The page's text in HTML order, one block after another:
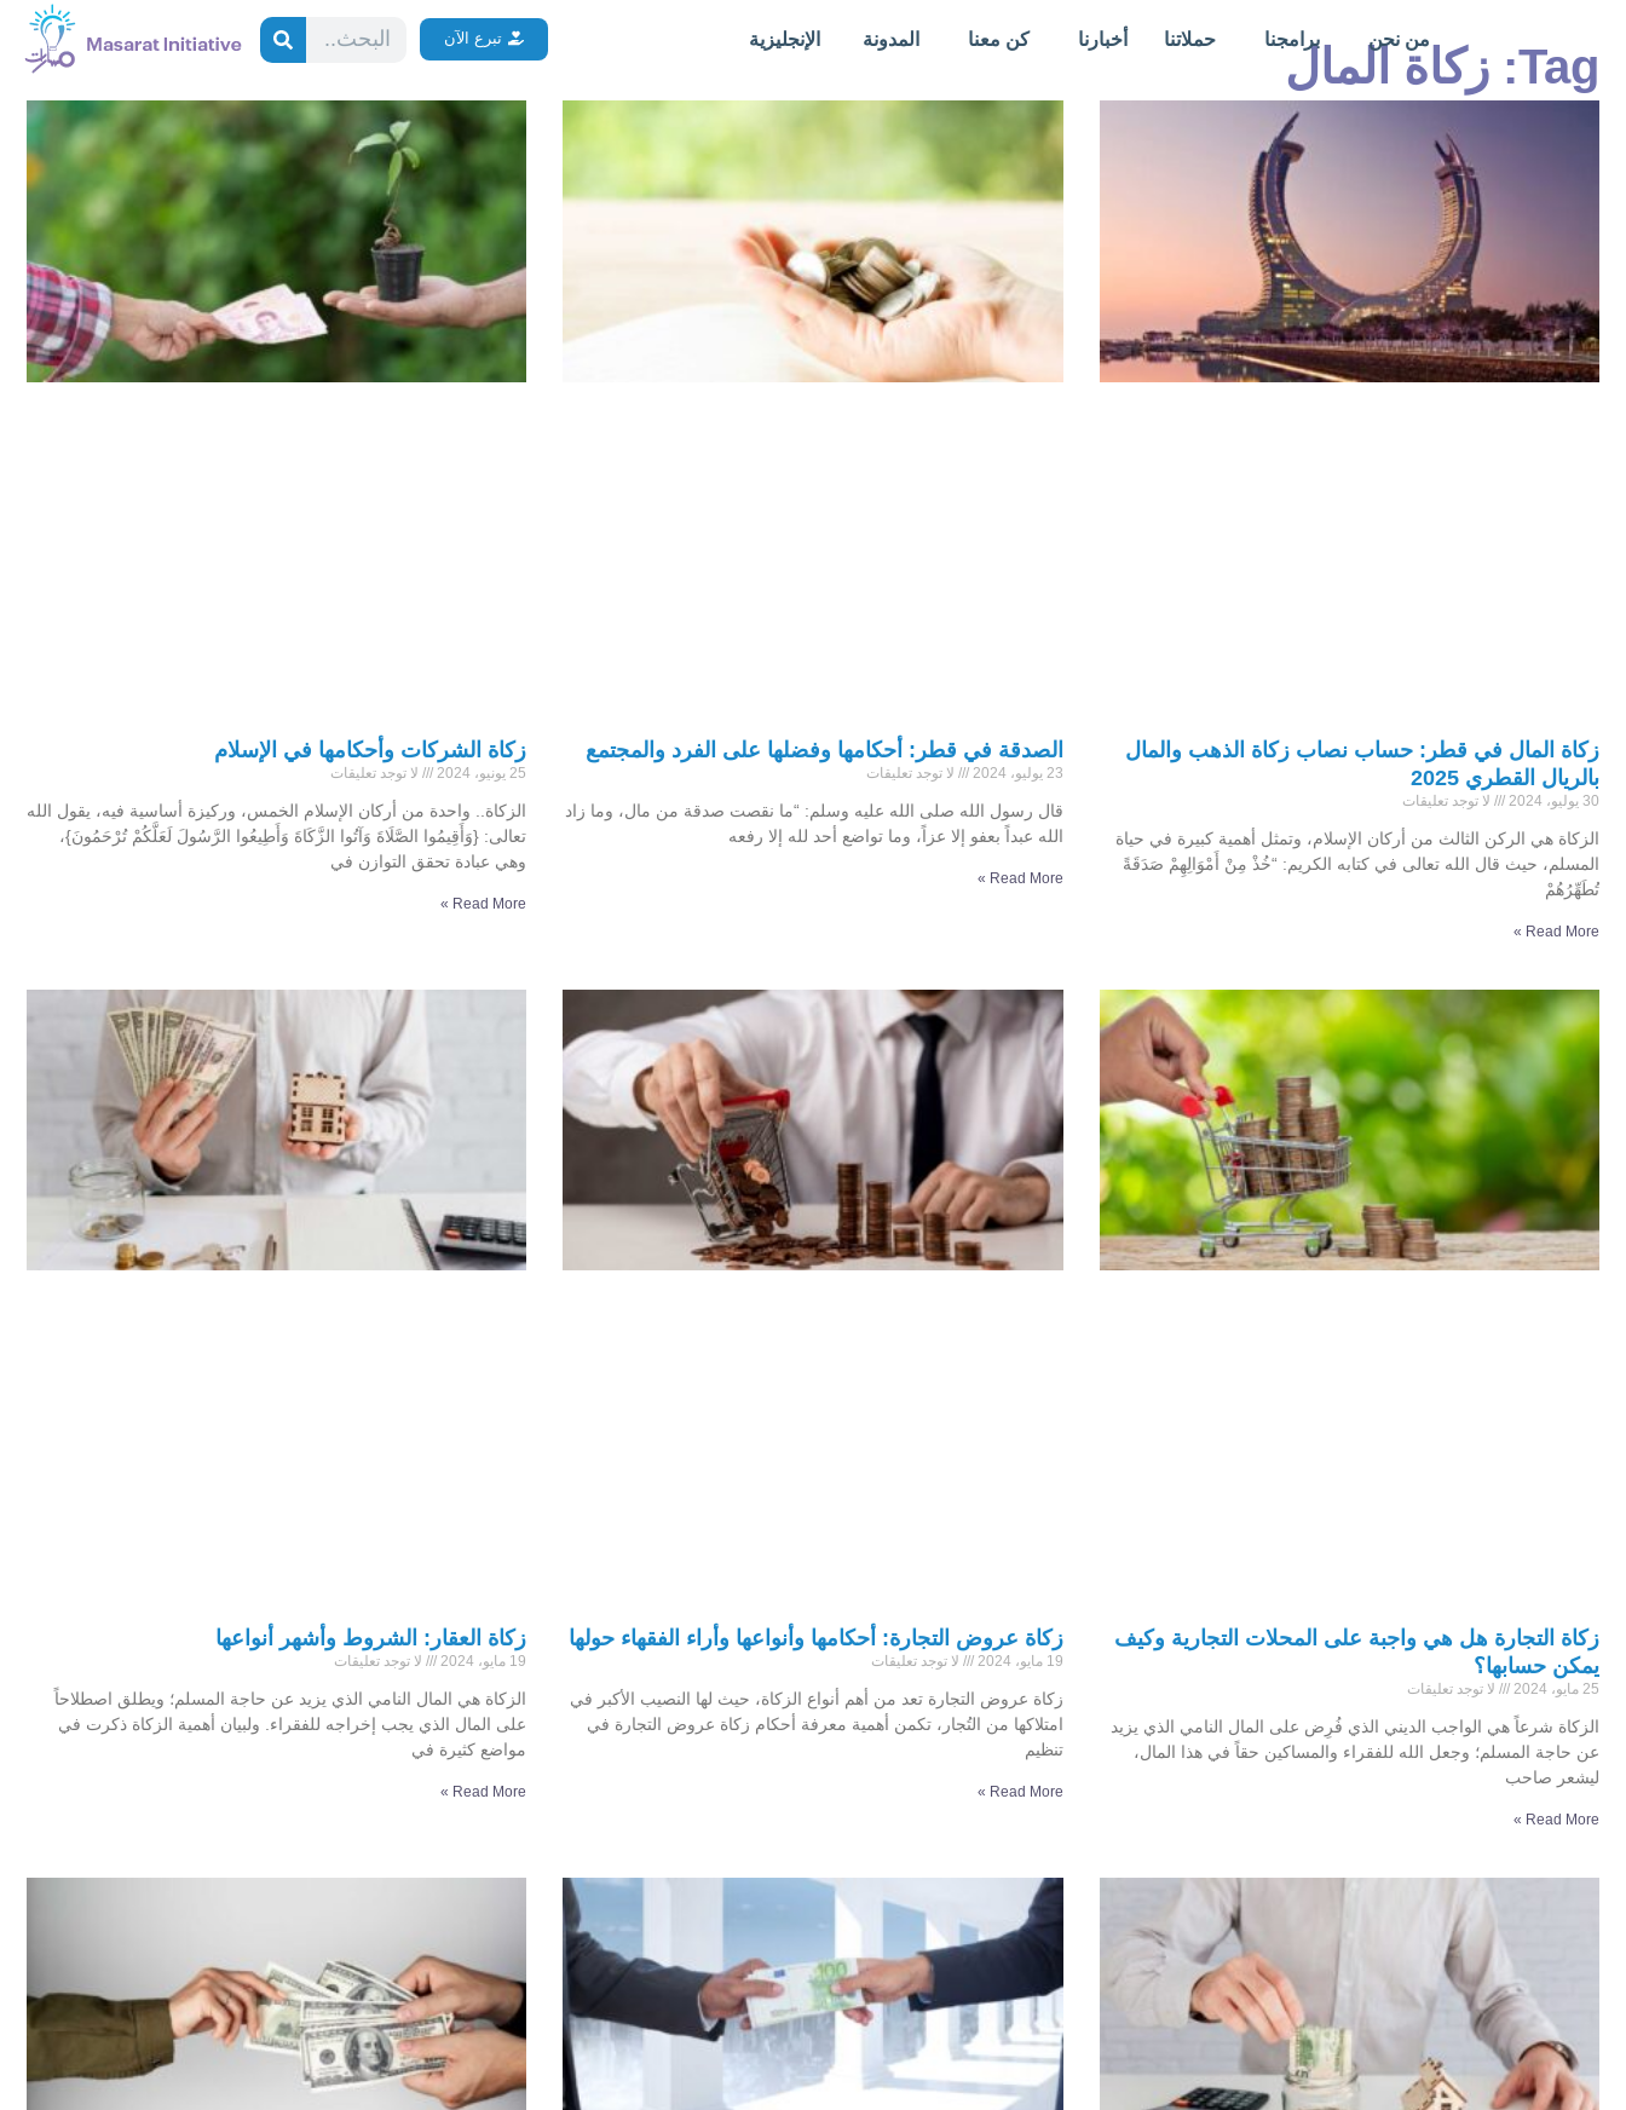
المحتوى
من نحن برامجنا حملاتنا أخبارنا كن معنا المدونة الإنجليزية تبرع الآن Search
Tag: زكاة المال
زكاة المال في قطر: حساب نصاب زكاة الذهب والمال
بالريال القطري 2025
30 يوليو، 2024 لا توجد تعليقات
الزكاة هي الركن الثالث من أركان الإسلام، وتمثل أهمية كبيرة في حياة
المسلم، حيث قال الله تعالى في كتابه الكريم: “خُذْ مِنْ أَمْوَالِهِمْ صَدَقَةً
تُطَهِّرُهُمْ
Read More »
الصدقة في قطر: أحكامها وفضلها على الفرد والمجتمع
23 يوليو، 2024 لا توجد تعليقات
قال رسول الله صلى الله عليه وسلم: “ما نقصت صدقة من مال، وما زاد
الله عبداً بعفو إلا عزاً، وما تواضع أحد لله إلا رفعه
Read More »
زكاة الشركات وأحكامها في الإسلام
25 يونيو، 2024 لا توجد تعليقات
الزكاة.. واحدة من أركان الإسلام الخمس، وركيزة أساسية فيه، يقول الله
تعالى: {وَأَقِيمُوا الصَّلَاةَ وَآتُوا الزَّكَاةَ وَأَطِيعُوا الرَّسُولَ لَعَلَّكُمْ تُرْحَمُونَ}،
وهي عبادة تحقق التوازن في
Read More »
زكاة التجارة هل هي واجبة على المحلات التجارية وكيف
يمكن حسابها؟
25 مايو، 2024 لا توجد تعليقات
الزكاة شرعاً هي الواجب الديني الذي فُرِض على المال النامي الذي يزيد
عن حاجة المسلم؛ وجعل الله للفقراء والمساكين حقاً في هذا المال،
ليشعر صاحب
Read More »
زكاة عروض التجارة: أحكامها وأنواعها وأراء الفقهاء حولها
19 مايو، 2024 لا توجد تعليقات
زكاة عروض التجارة تعد من أهم أنواع الزكاة، حيث لها النصيب الأكبر في
امتلاكها من التُجار، تكمن أهمية معرفة أحكام زكاة عروض التجارة في
تنظيم
Read More »
زكاة العقار: الشروط وأشهر أنواعها
19 مايو، 2024 لا توجد تعليقات
الزكاة هي المال النامي الذي يزيد عن حاجة المسلم؛ ويطلق اصطلاحاً
على المال الذي يجب إخراجه للفقراء. ولبيان أهمية الزكاة ذكرت في
مواضع كثيرة في
Read More »